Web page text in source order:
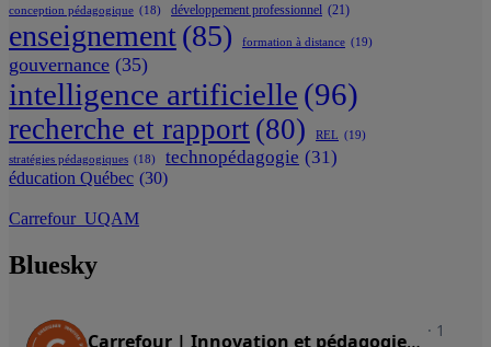
conception pédagogique (18) développement professionnel (21)
enseignement(85) formation à distance (19)
gouvernance (35)
intelligence artificielle (96)
recherche et rapport (80) REL (19)
stratégies pédagogiques (18) technopédagogie (31)
éducation Québec (30)
Carrefour_UQAM
Bluesky